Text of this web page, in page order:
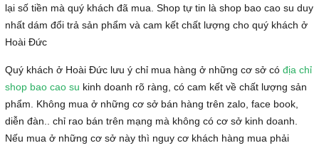
lại số tiền mà quý khách đã mua. Shop tự tin là shop bao cao su duy
nhất dám đổi trả sản phẩm và cam kết chất lượng cho quý khách ở
Hoài Đức
Quý khách ở Hoài Đức lưu ý chỉ mua hàng ở những cơ sở có địa chỉ
shop bao cao su kinh doanh rõ ràng, có cam kết về chất lượng sản
phẩm. Không mua ở những cơ sở bán hàng trên zalo, face book,
diễn đàn.. chỉ rao bán trên mạng mà không có cơ sở kinh doanh.
Nếu mua ở những cơ sở này thì nguy cơ khách hàng mua phải